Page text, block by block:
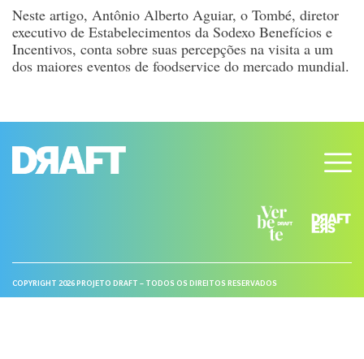
Neste artigo, Antônio Alberto Aguiar, o Tombé, diretor
executivo de Estabelecimentos da Sodexo Benefícios e
Incentivos, conta sobre suas percepções na visita a um
dos maiores eventos de foodservice do mercado mundial.
COPYRIGHT 2026 PROJETO DRAFT – TODOS OS DIREITOS RESERVADOS